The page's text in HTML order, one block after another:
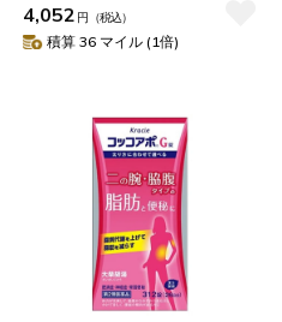
4,052 円 （税込）
積算 36 マイル (1倍)